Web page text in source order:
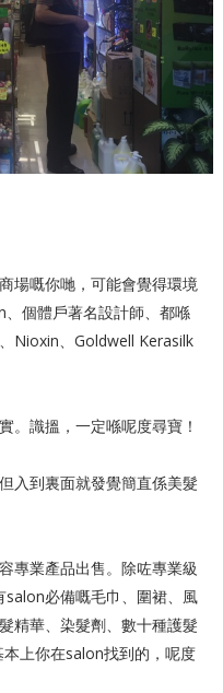
場嘅你哋，可能會覺得環境
個體戶著名設計師、都喺
Nioxin、Goldwell Kerasilk
。識搵，一定喺呢度尋寶！
入到裏面就發覺簡直係美髮
專業產品出售。除咗專業級
必備嘅毛巾、圍裙、風
精華、染髮劑、數十種護髮
上你在salon找到的，呢度